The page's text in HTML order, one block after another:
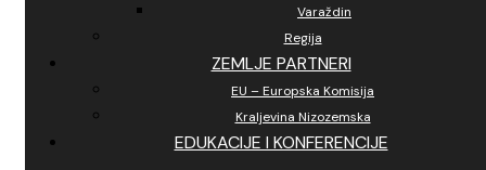
Varaždin
Regija
ZEMLJE PARTNERI
EU – Europska Komisija
Kraljevina Nizozemska
EDUKACIJE I KONFERENCIJE